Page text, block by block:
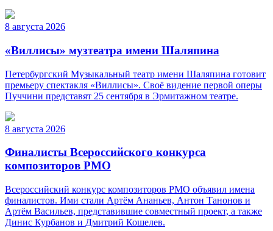
8 августа 2026
«Виллисы» музтеатра имени Шаляпина
Петербургский Музыкальный театр имени Шаляпина готовит
премьеру спектакля «Виллисы». Своё видение первой оперы
Пуччини представят 25 сентября в Эрмитажном театре.
8 августа 2026
Финалисты Всероссийского конкурса
композиторов РМО
Всероссийский конкурс композиторов РМО объявил имена
финалистов. Ими стали Артём Ананьев, Антон Танонов и
Артём Васильев, представившие совместный проект, а также
Динис Курбанов и Дмитрий Кошелев.